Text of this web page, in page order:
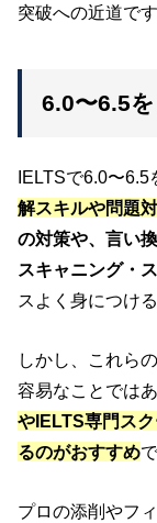
突破への近道です
6.0〜6.5
IELTSで6.0〜6.5
解スキルや問題
の対策や、言い
スキャニング・
スよく身につけ
しかし、これら
容易なことでは
やIELTS専門ス
るのがおすすめ
プロの添削やフ